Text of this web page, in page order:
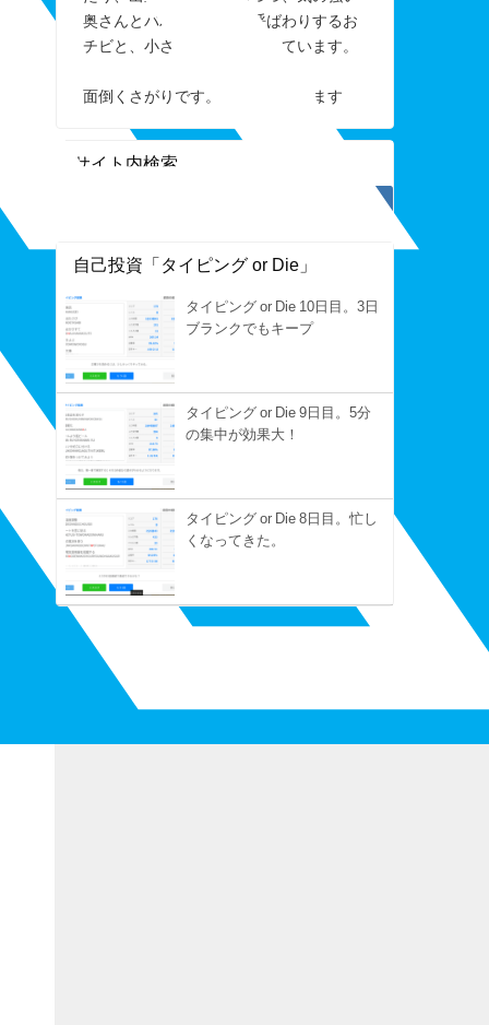
奥さんとパパを「アレ」呼ばわりするお
チビと、小さく楽しく暮らしています。
面倒くさがりです。すぐ手を抜きます
サイト内検索
自己投資「タイピング or Die」
タイピング or Die 10日目。3日
ブランクでもキープ
タイピング or Die 9日目。5分
の集中が効果大！
タイピング or Die 8日目。忙し
くなってきた。